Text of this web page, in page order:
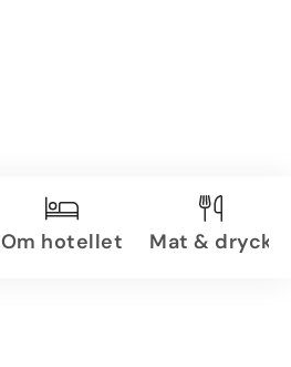
Om hotellet Mat & dryck